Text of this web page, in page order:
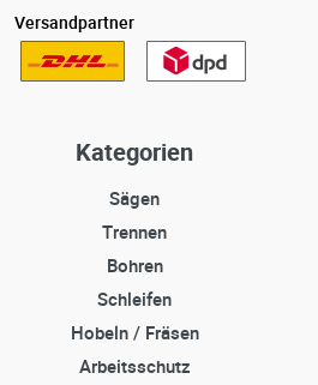
Versandpartner
Kategorien
Sägen
Trennen
Bohren
Schleifen
Hobeln / Fräsen
Arbeitsschutz